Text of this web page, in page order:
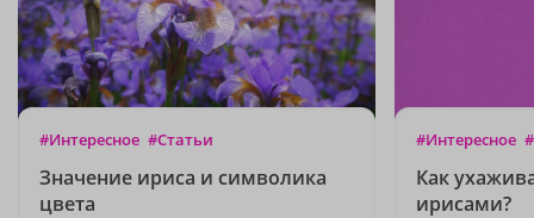
#Интересное #Статьи
Значение ириса и символика
цвета
#Интересное
Как
ирисами?